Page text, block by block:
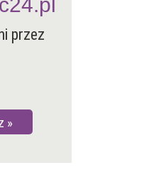
przez